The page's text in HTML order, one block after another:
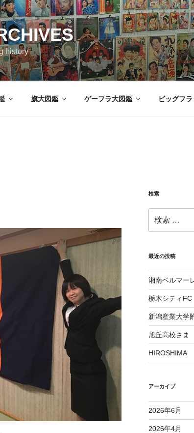
history
旗大図鑑 ゲーフラ大図鑑 ビッグフ
検索
索:
最近の投稿
湘南ベルマー
栃木シティFC
新潟産業大学
旭丘高校さま
HIROSHIMA
アーカイブ
2026年6月
2026年4月